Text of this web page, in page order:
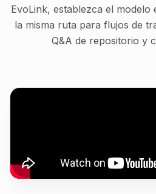
EvoLink, establezca el modelo
la misma ruta para flujos de
Q&A de repositorio y